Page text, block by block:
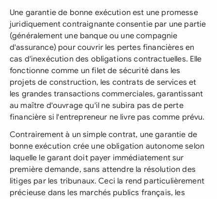
Une garantie de bonne exécution est une promesse
juridiquement contraignante consentie par une partie
(généralement une banque ou une compagnie
d'assurance) pour couvrir les pertes financières en
cas d'inexécution des obligations contractuelles. Elle
fonctionne comme un filet de sécurité dans les
projets de construction, les contrats de services et
les grandes transactions commerciales, garantissant
au maître d'ouvrage qu'il ne subira pas de perte
financière si l'entrepreneur ne livre pas comme prévu.
Contrairement à un simple contrat, une garantie de
bonne exécution crée une obligation autonome selon
laquelle le garant doit payer immédiatement sur
première demande, sans attendre la résolution des
litiges par les tribunaux. Ceci la rend particulièrement
précieuse dans les marchés publics français, les